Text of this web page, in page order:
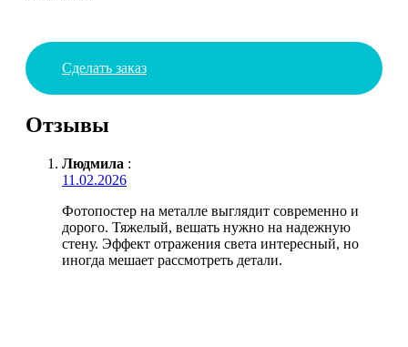
Сделать заказ
Отзывы
Людмила :
11.02.2026
Фотопостер на металле выглядит современно и
дорого. Тяжелый, вешать нужно на надежную
стену. Эффект отражения света интересный, но
иногда мешает рассмотреть детали.